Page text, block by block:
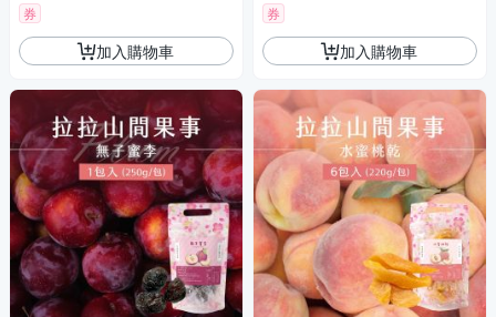
券
加入購物車
券
加入購物車